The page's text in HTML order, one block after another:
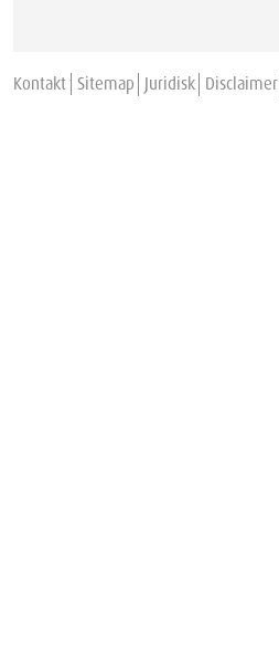
Kontakt Sitemap Juridisk Disclaimer